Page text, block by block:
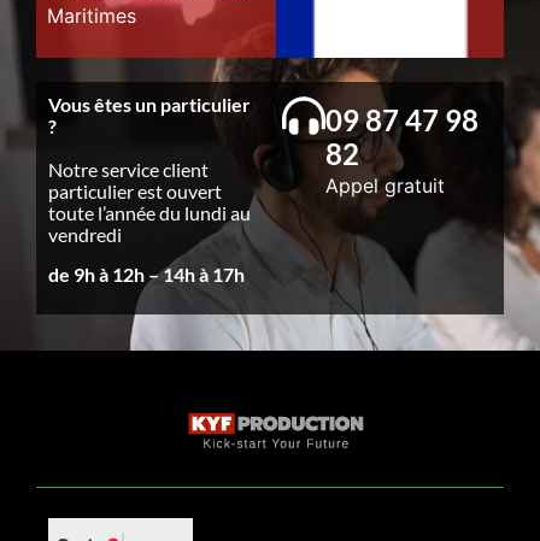
Maritimes
Vous êtes un particulier
?
Notre service client
particulier est ouvert
toute l’année du lundi au
vendredi
de 9h à 12h – 14h à 17h
09 87 47 98
82
Appel gratuit